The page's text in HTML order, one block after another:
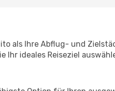
als Ihre Abflug- und
Ihr ideales Reiseziel